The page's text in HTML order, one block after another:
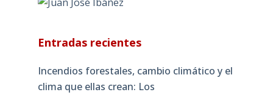
Entradas recientes
Incendios forestales, cambio climático y el
clima que ellas crean: Los